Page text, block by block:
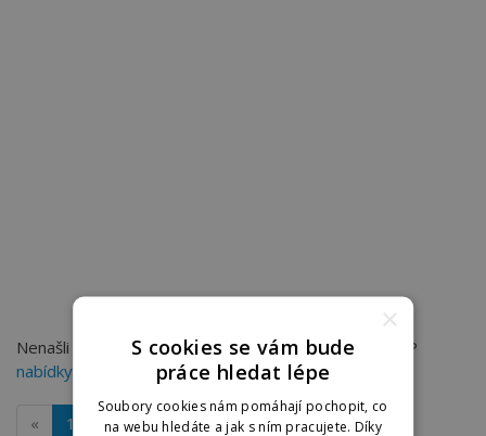
Nenašli jste práci, kterou hledáte? Můžete zkusit TOP
nabídky práce v Kroměřížina dobraprace.cz
« 1 »
×
S cookies se vám bude
práce hledat lépe
Soubory cookies nám pomáhají pochopit, co
na webu hledáte a jak s ním pracujete. Díky